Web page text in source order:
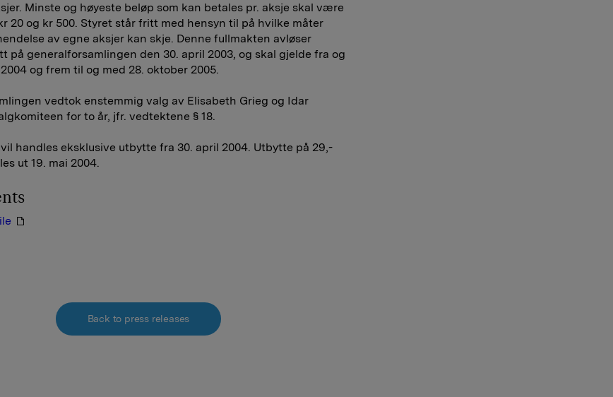
Minste og høyeste beløp som kan betales pr. aksje skal være
20 og kr 500. Styret står fritt med hensyn til på hvilke måter
av egne aksjer kan skje. Denne fullmakten avløser
på generalforsamlingen den 30. april 2003, og skal gjelde fra og
og frem til og med 28. oktober 2005.
vedtok enstemmig valg av Elisabeth Grieg og Idar
for to år, jfr. vedtektene § 18.
handles eksklusive utbytte fra 30. april 2004. Utbytte på 29,-
ut 19. mai 2004.
Back to press releases